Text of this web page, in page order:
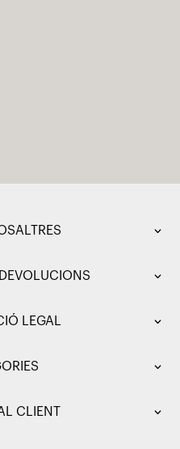
LEGAL
CLIENT